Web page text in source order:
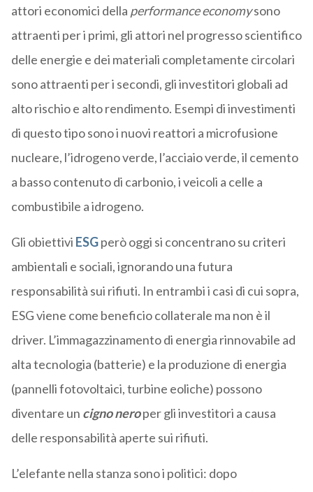
attori economici della performance economysono
attraenti per i primi, gli attori nel progresso scientifico
delle energie e dei materiali completamente circolari
sono attraenti per i secondi, gli investitori globali ad
alto rischio e alto rendimento. Esempi di investimenti
di questo tipo sono i nuovi reattori a microfusione
nucleare, l’idrogeno verde, l’acciaio verde, il cemento
a basso contenuto di carbonio, i veicoli a celle a
combustibile a idrogeno.
Gli obiettivi ESGperò oggi si concentrano su criteri
ambientali e sociali, ignorando una futura
responsabilità sui rifiuti. In entrambi i casi di cui sopra,
ESG viene come beneficio collaterale ma non è il
driver. L’immagazzinamento di energia rinnovabile ad
alta tecnologia (batterie) e la produzione di energia
(pannelli fotovoltaici, turbine eoliche) possono
diventare un cigno neroper gli investitori a causa
delle responsabilità aperte sui rifiuti.
L’elefante nella stanza sono i politici: dopo